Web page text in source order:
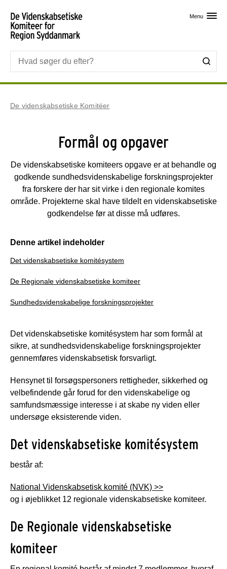
Menu
De videnskabsetiske Komitéer
Formål og opgaver
De videnskabsetiske komiteers opgave er at behandle og
godkende sundhedsvidenskabelige forskningsprojekter
fra forskere der har sit virke i den regionale komites
område. Projekterne skal have tildelt en videnskabsetiske
godkendelse før at disse må udføres.
Denne artikel indeholder
Det videnskabsetiske komitésystem
De Regionale videnskabsetiske komiteer
Sundhedsvidenskabelige forskningsprojekter
Det videnskabsetiske komitésystem har som formål at
sikre, at sundhedsvidenskabelige forskningsprojekter
gennemføres videnskabsetisk forsvarligt.
Hensynet til forsøgspersoners rettigheder, sikkerhed og
velbefindende går forud for den videnskabelige og
samfundsmæssige interesse i at skabe ny viden eller
undersøge eksisterende viden.
Det videnskabsetiske komitésystem
består af:
National Videnskabsetisk komité (NVK) >>
og i øjeblikket 12 regionale videnskabsetiske komiteer.
De Regionale videnskabsetiske
komiteer